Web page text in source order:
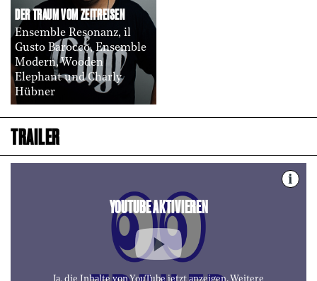
DER TRAUM VOM ZEITREISEN
Ensemble Resonanz, il
Gusto Barocco, Ensemble
Modern, Wooden
Elephant und Charly
Hübner
TRAILER
YOUTUBE AKTIVIEREN
i